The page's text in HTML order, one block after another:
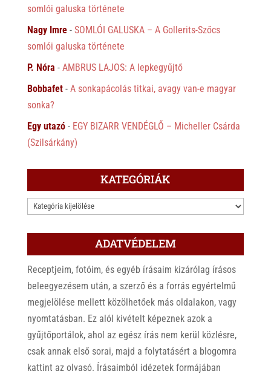
somlói galuska története
Nagy Imre- SOMLÓI GALUSKA – A Gollerits-Szőcs
somlói galuska története
P. Nóra - AMBRUS LAJOS: A lepkegyűjtő
Bobbafet- A sonkapácolás titkai, avagy van-e magyar
sonka?
Egy utazó- EGY BIZARR VENDÉGLŐ – Micheller Csárda
(Szilsárkány)
KATEGÓRIÁK
KATEGÓRIÁK
ADATVÉDELEM
Receptjeim, fotóim, és egyéb írásaim kizárólag írásos
beleegyezésem után, a szerző és a forrás egyértelmű
megjelölése mellett közölhetőek más oldalakon, vagy
nyomtatásban. Ez alól kivételt képeznek azok a
gyűjtőportálok, ahol az egész írás nem kerül közlésre,
csak annak első sorai, majd a folytatásért a blogomra
kattint az olvasó. Írásaimból idézetek formájában